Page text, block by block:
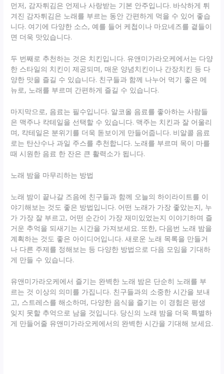
먼저, 감자튀김은 언제나 사랑받는 기본 안주입니다. 바삭하게 튀
겨진 감자튀김은 노래를 부르는 동안 간편하게 먹을 수 있어 좋습
니다. 여기에 다양한 소스, 예를 들어 케첩이나 마요네즈를 곁들이
면 더욱 맛있습니다.
두 번째로 추천하는 것은 치킨입니다. 유앤미가라오케에서는 다양
한 스타일의 치킨이 제공되며, 매운 양념치킨이나 간장치킨 등 다
양한 맛을 즐길 수 있습니다. 친구들과 함께 나누어 먹기 좋은 메
뉴로, 노래를 부르며 간편하게 즐길 수 있습니다.
마지막으로, 음료는 필수입니다. 알코올 음료를 좋아하는 사람들
은 맥주나 칵테일을 선택할 수 있습니다. 맥주는 치킨과 잘 어울리
며, 칵테일은 분위기를 더욱 돋보이게 만들어줍니다. 비알콜 음료
로는 탄산수나 과일 주스를 추천합니다. 노래를 부르며 목이 마를
때 시원한 음료 한 잔은 큰 활력소가 됩니다.
노래 밤을 마무리하는 방법
노래 밤이 끝나갈 즈음에 친구들과 함께 오늘의 하이라이트를 이
야기해보는 것도 좋은 방법입니다. 어떤 노래가 가장 좋았는지, 누
가 가장 잘 부르고, 어떤 순간이 가장 재미있었는지 이야기하며 즐
거운 추억을 되새기는 시간을 가져보세요. 또한, 다음번 노래 밤을
계획하는 것도 좋은 아이디어입니다. 새로운 노래 목록을 만들거
나 다른 주제를 정해보는 등 다양한 방법으로 다음 모임을 기대하
게 만들 수 있습니다.
유앤미가라오케에서 즐기는 완벽한 노래 밤은 단순히 노래를 부
르는 것 이상의 의미를 가집니다. 친구들과의 소중한 시간을 보내
고, 스트레스를 해소하며, 다양한 음식을 즐기는 이 경험은 평생
잊지 못할 추억으로 남을 것입니다. 당신의 노래 밤을 더욱 특별하
게 만들어줄 유앤미가라오케에서의 완벽한 시간을 기대해 보세요.